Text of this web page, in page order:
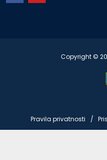
Copyright ©
Pravila privatnosti